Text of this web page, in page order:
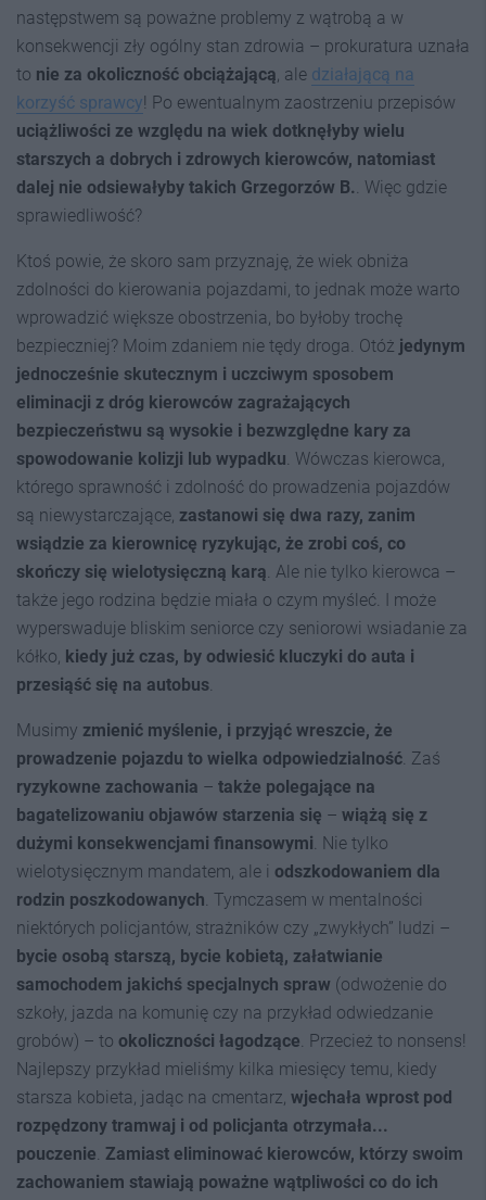
następstwem są poważne problemy z wątrobą a w
konsekwencji zły ogólny stan zdrowia – prokuratura uznała
to nie za okoliczność obciążającą , ale działającą na
korzyść sprawcy! Po ewentualnym zaostrzeniu przepisów
uciążliwości ze względu na wiek dotknęłyby wielu
starszych a dobrych i zdrowych kierowców, natomiast
dalej nie odsiewałyby takich Grzegorzów B. . Więc gdzie
sprawiedliwość?
Ktoś powie, że skoro sam przyznaję, że wiek obniża
zdolności do kierowania pojazdami, to jednak może warto
wprowadzić większe obostrzenia, bo byłoby trochę
bezpieczniej? Moim zdaniem nie tędy droga. Otóż jedynym
jednocześnie skutecznym i uczciwym sposobem
eliminacji z dróg kierowców zagrażających
bezpieczeństwu są wysokie i bezwzględne kary za
spowodowanie kolizji lub wypadku . Wówczas kierowca,
którego sprawność i zdolność do prowadzenia pojazdów
są niewystarczające, zastanowi się dwa razy, zanim
wsiądzie za kierownicę ryzykując, że zrobi coś, co
skończy się wielotysięczną karą . Ale nie tylko kierowca –
także jego rodzina będzie miała o czym myśleć. I może
wyperswaduje bliskim seniorce czy seniorowi wsiadanie za
kółko, kiedy już czas, by odwiesić kluczyki do auta i
przesiąść się na autobus
Musimy zmienić myślenie, i przyjąć wreszcie, że
prowadzenie pojazdu to wielka odpowiedzialność . Zaś
ryzykowne zachowania – także polegające na
bagatelizowaniu objawów starzenia się – wiążą się z
dużymi konsekwencjami finansowymi . Nie tylko
wielotysięcznym mandatem, ale i odszkodowaniem dla
rodzin poszkodowanych . Tymczasem w mentalności
niektórych policjantów, strażników czy „zwykłych” ludzi –
bycie osobą starszą, bycie kobietą, załatwianie
samochodem jakichś specjalnych spraw (odwożenie do
szkoły, jazda na komunię czy na przykład odwiedzanie
grobów) – to okoliczności łagodzące . Przecież to nonsens!
Najlepszy przykład mieliśmy kilka miesięcy temu, kiedy
starsza kobieta, jadąc na cmentarz, wjechała wprost pod
rozpędzony tramwaj i od policjanta otrzymała...
pouczenie Zamiast eliminować kierowców, którzy swoim
zachowaniem stawiają poważne wątpliwości co do ich